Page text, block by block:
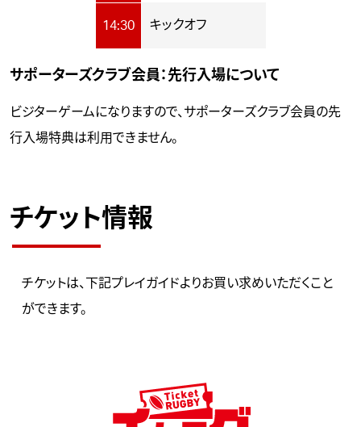
14:30 キックオフ
サポーターズクラブ会員：先行入場について
ビジターゲームになりますので、サポーターズクラブ会員の先
行入場特典は利用できません。
チケット情報
チケットは、下記プレイガイドよりお買い求めいただくこと
ができます。